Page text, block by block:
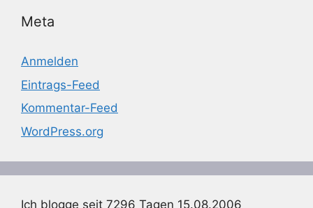
Meta
Anmelden
Eintrags-Feed
Kommentar-Feed
WordPress.org
Ich blogge seit 7296 Tagen 15.08.2006